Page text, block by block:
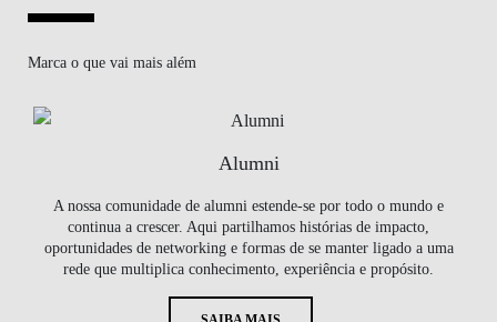
Marca o que vai mais além
Alumni
A nossa comunidade de alumni estende-se por todo o mundo e
continua a crescer. Aqui partilhamos histórias de impacto,
oportunidades de networking e formas de se manter ligado a uma
rede que multiplica conhecimento, experiência e propósito.